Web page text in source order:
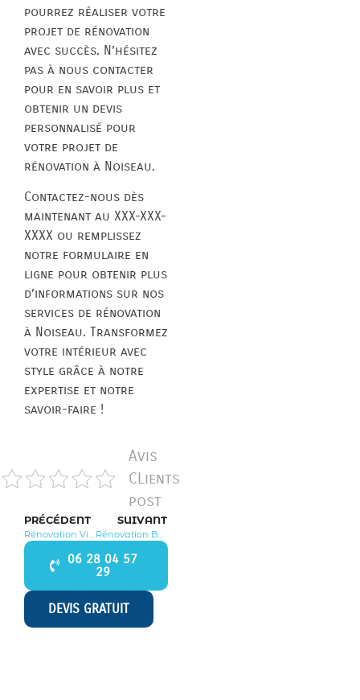
pourrez réaliser votre
projet de rénovation
avec succès. N’hésitez
pas à nous contacter
pour en savoir plus et
obtenir un devis
personnalisé pour
votre projet de
rénovation à Noiseau.
Contactez-nous dès
maintenant au XXX-XXX-
XXXX ou remplissez
notre formulaire en
ligne pour obtenir plus
d’informations sur nos
services de rénovation
à Noiseau. Transformez
votre intérieur avec
style grâce à notre
expertise et notre
savoir-faire !
Avis
CLients
post
PRÉCÉDENT
Rénovation Villejuif 94800
SUIVANT
Rénovation Boisemont 95000
06 28 04 57
29
DEVIS GRATUIT